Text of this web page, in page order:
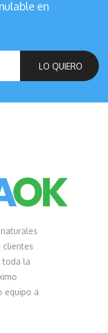
en
LO QUIERO
clientes
toda la
equipo a